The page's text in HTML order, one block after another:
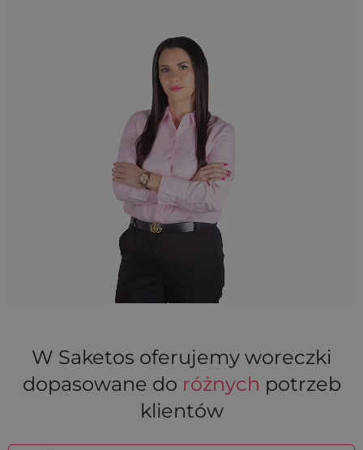
W Saketos oferujemy woreczki
dopasowane do różnych potrzeb
klientów